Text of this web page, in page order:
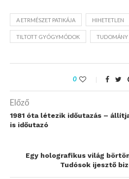
A ETRMÉSZET PATIKÁJA HIHETETLEN
TILTOTT GYÓGYMÓDOK TUDOMÁNY
0
Előző
1981 óta létezik időutazás –
is időutazó
Egy holografikus világ
Tudósok ijesztő